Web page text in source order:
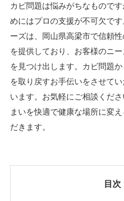
カビ問題は悩みがちなもので
めにはプロの支援が不可欠で
ーズは、岡山県高梁市で信頼
を提供しており、お客様のニ
を見つけ出します。カビ問題
を取り戻すお手伝いをさせて
います。お気軽にご相談くだ
まいを快適で健康な場所に変
だきます。
目次